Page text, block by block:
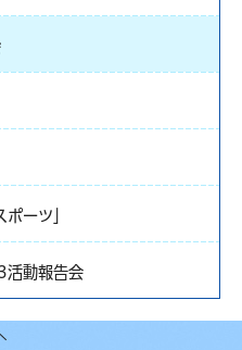
ーツ」
動報告会